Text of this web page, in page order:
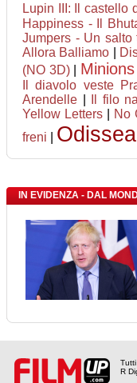
Lupin III: Il castello
Happiness - Il
Jumpers - Un salto
Allora Balliamo
(NO 3D)|
Il diavolo veste
Arendelle
Il filo
Yellow Letters
No
freni
Odissea
IN EVIDENZA - DAL
R